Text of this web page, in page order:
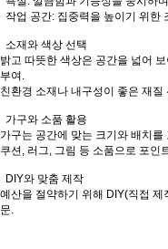
작업 공간: 집중력을 높이기 위한
소재와 색상 선택
밝고 따뜻한 색상은 공간을 넓어
부여.
친환경 소재나 내구성이 좋은 재질
가구와 소품 활용
가구는 공간에 맞는 크기와 배치를
쿠션, 러그, 그림 등 소품으로 포인
DIY와 맞춤 제작
예산을 절약하기 위해 DIY(직접
문.